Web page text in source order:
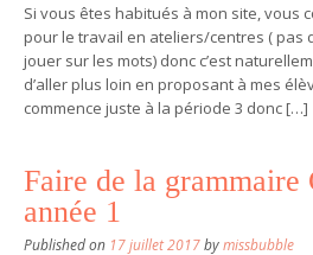
Si vous êtes habitués à mon site, vous
pour le travail en ateliers/centres ( pas
jouer sur les mots) donc c’est
d’aller plus loin en proposant à mes
commence juste à la période 3 donc […]
Faire de la grammaire
année 1
Published on 17 juillet 2017bymissbubble